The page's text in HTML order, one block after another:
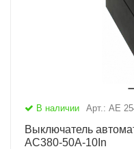
В наличии Арт.: АЕ
Выключатель
AC380-50А-10In